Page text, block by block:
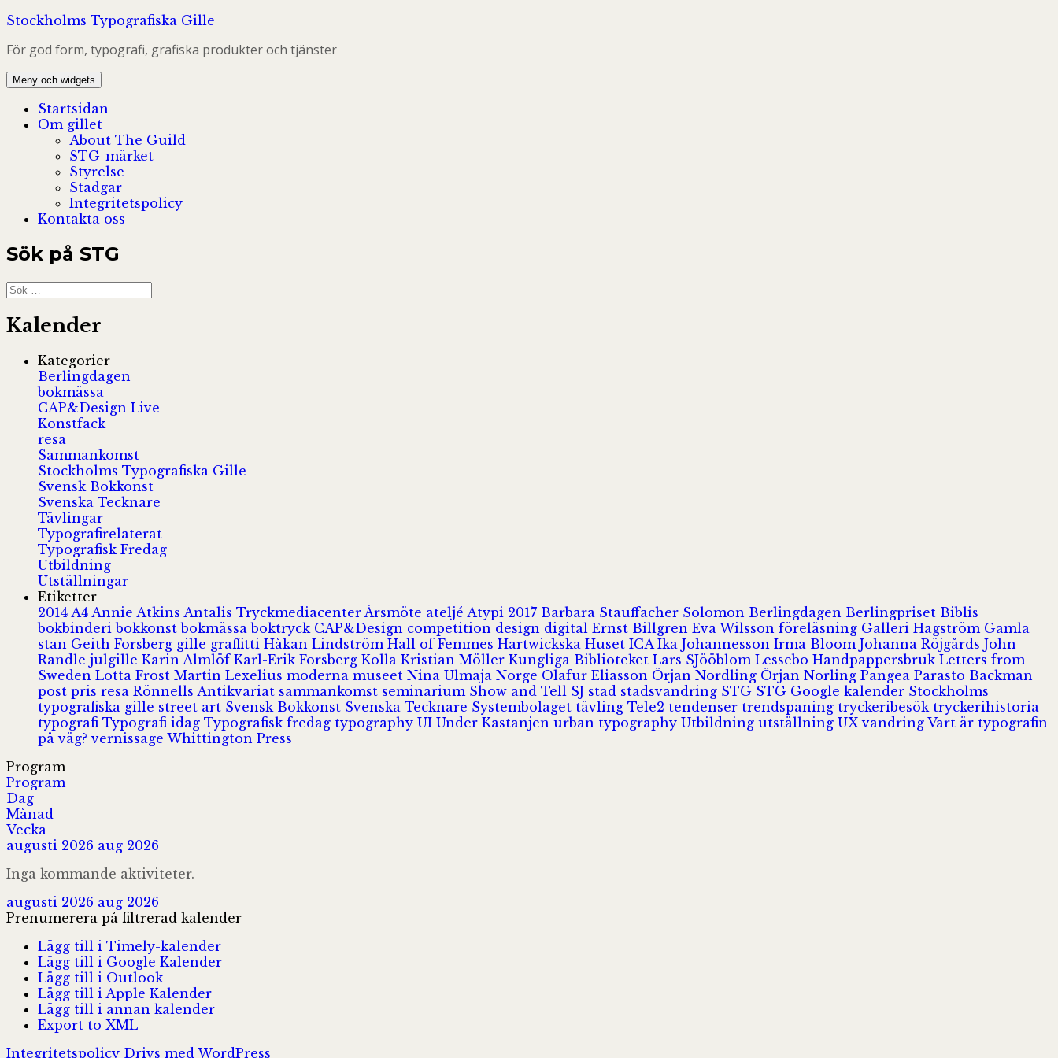
Hoppa
innehåll
Stockholms Typografiska Gille
För god form, typografi, grafiska produkter och tjänster
Meny och widgets
Startsidan
Om gillet
About The Guild
STG-märket
Styrelse
Stadgar
Integritetspolicy
Kontakta oss
Sök på STG
Sök
efter:
Kalender
Kategorier
Berlingdagen
bokmässa
CAP&Design Live
Konstfack
resa
Sammankomst
Stockholms Typografiska Gille
Svensk Bokkonst
Svenska Tecknare
Tävlingar
Typografirelaterat
Typografisk Fredag
Utbildning
Utställningar
Etiketter
2014 A4 Annie Atkins Antalis Tryckmediacenter Årsmöte ateljé Atypi 2017 Barbara Stauffacher Solomon Berlingdagen Berlingpriset Biblis
bokbinderibokkonstbokmässaboktryck CAP&Design competition design digital Ernst Billgren Eva Wilsson föreläsning Galleri Hagström Gamla
stan Geith Forsberg gille graffitti Håkan Lindström Hall of Femmes Hartwickska Huset ICA Ika Johannesson Irma Bloom Johanna Röjgårds John
Randle julgille Karin Almlöf Karl-Erik Forsberg Kolla Kristian Möller Kungliga Biblioteket Lars SJööblom Lessebo Handpappersbruk Letters from
Sweden Lotta Frost Martin Lexelius moderna museet Nina Ulmaja Norge Olafur Eliasson Örjan Nordling Örjan Norling Pangea Parasto Backman
post pris resa Rönnells Antikvariat sammankomst seminarium Show and Tell SJ stad stadsvandring STG STG Google kalender Stockholms
typografiska gille street art Svensk Bokkonst Svenska Tecknare Systembolaget tävling Tele2 tendenser trendspaning tryckeribesök tryckerihistoria
typografi Typografi idag Typografisk fredag typography UI Under Kastanjen urban typography Utbildning utställning UXvandring Vart är typografin
på väg?vernissage Whittington Press
Program
Program
Dag
Månad
Vecka
augusti 2026 aug 2026
Inga kommande aktiviteter.
augusti 2026 aug 2026
Prenumerera på filtrerad kalender
Lägg till i Timely-kalender
Lägg till i Google Kalender
Lägg till i Outlook
Lägg till i Apple Kalender
Lägg till i annan kalender
Export to XML
Integritetspolicy Drivs med WordPress